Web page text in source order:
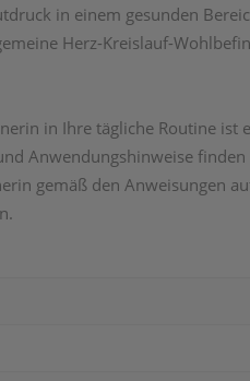
in einem gesunden
Herz-Kreislauf-
in Ihre tägliche Routine ist
Anwendungshinweise
gemäß den Anweisungen